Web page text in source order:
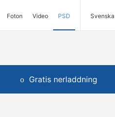
Foton Video PSD Svenska
Gratis nerladdning